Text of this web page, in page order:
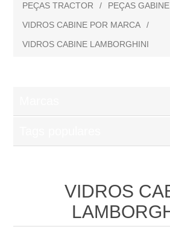
PEÇAS TRACTOR
/ PEÇAS
VIDROS CABINE POR MARCA
/
VIDROS CABINE LAMBORGHINI
VIDROS